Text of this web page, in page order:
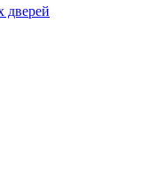
дверей